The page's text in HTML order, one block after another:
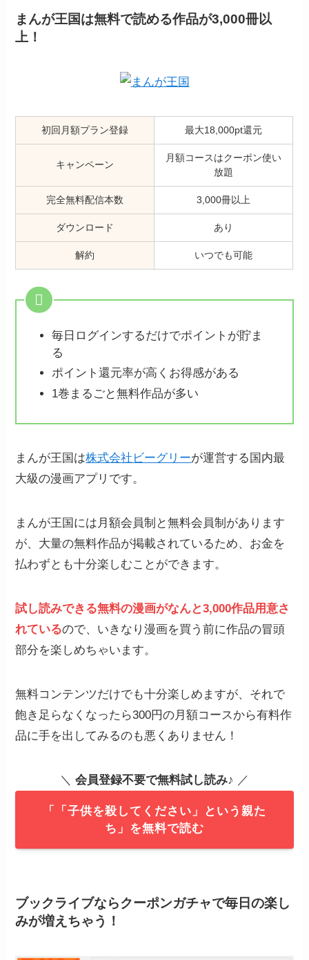
まんが王国は無料で読める作品が3,000冊以
上！
初回月額プラン登録 最大18,000pt還元
キャンペーン
月額コースはクーポン使い
放題
完全無料配信本数 3,000冊以上
ダウンロード あり
解約 いつでも可能
毎日ログインするだけでポイントが貯ま
る
ポイント還元率が高くお得感がある
1巻まるごと無料作品が多い
まんが王国は株式会社ビーグリーが運営する国内最
大級の漫画アプリです。
まんが王国には月額会員制と無料会員制があります
が、大量の無料作品が掲載されているため、お金を
払わずとも十分楽しむことができます。
試し読みできる無料の漫画がなんと3,000作品用意さ
れているので、いきなり漫画を買う前に作品の冒頭
部分を楽しめちゃいます。
無料コンテンツだけでも十分楽しめますが、それで
飽き足らなくなったら300円の月額コースから有料作
品に手を出してみるのも悪くありません！
＼ 会員登録不要で無料試し読み♪ ／
「「子供を殺してください」という親た
ち」を無料で読む
ブックライブならクーポンガチャで毎日の楽し
みが増えちゃう！